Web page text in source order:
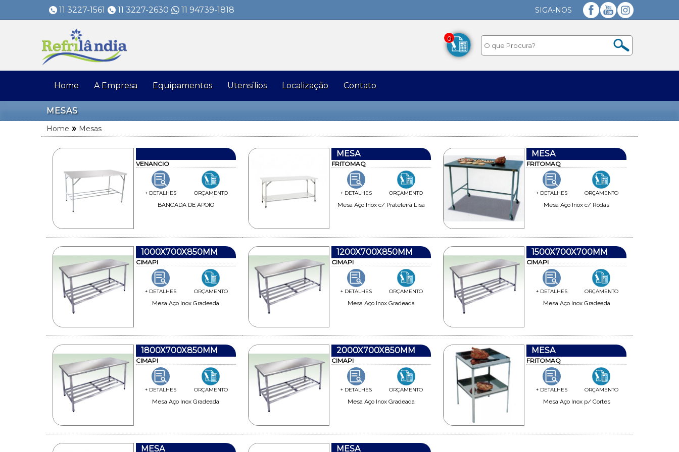
SIGA-NOS
Facebook
YouTubeInstagram
11 3227-1561 11 3227-2630 11 94739-1818
0
Home A Empresa Equipamentos Utensílios Localização Contato
MESAS
Home » Mesas
VENANCIO
+ DETALHES ORÇAMENTO
BANCADA DE APOIO
MESA
FRITOMAQ
+ DETALHES ORÇAMENTO
Mesa Aço Inox c/ Prateleira Lisa
MESA
FRITOMAQ
+ DETALHES ORÇAMENTO
Mesa Aço Inox c/ Rodas
1000X700X850MM
CIMAPI
+ DETALHES ORÇAMENTO
Mesa Aço Inox Gradeada
1200X700X850MM
CIMAPI
+ DETALHES ORÇAMENTO
Mesa Aço Inox Gradeada
1500X700X700MM
CIMAPI
+ DETALHES ORÇAMENTO
Mesa Aço Inox Gradeada
1800X700X850MM
CIMAPI
+ DETALHES ORÇAMENTO
Mesa Aço Inox Gradeada
2000X700X850MM
CIMAPI
+ DETALHES ORÇAMENTO
Mesa Aço Inox Gradeada
MESA
FRITOMAQ
+ DETALHES ORÇAMENTO
Mesa Aço Inox p/ Cortes
MESA MESA